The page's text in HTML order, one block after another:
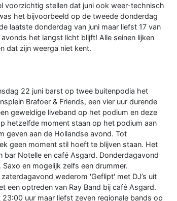
voorzichtig stellen dat juni ook weer-technisch
het bijvoorbeeld op de tweede donderdag
laatste donderdag van juni maar liefst 17 van
het langst licht blijft! Alle seinen lijken
dat zijn weerga niet kent.
22 juni barst op twee buitenpodia het
Brafoer & Friends, een vier uur durende
geweldige liveband op het podium en deze
hetzelfde moment staan op het podium aan
geven aan de Hollandse avond. Tot
geen moment stil hoeft te blijven staan. Het
Notelle en café Asgard. Donderdagavond
en mogelijk zelfs een drummer.
wederom 'Geflipt' met DJ’s uit
een optreden van Ray Band bij café Asgard.
uur maar liefst zeven regionale bands op